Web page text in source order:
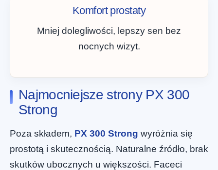
Komfort prostaty
Mniej dolegliwości, lepszy sen bez
nocnych wizyt.
Najmocniejsze strony PX 300
Strong
Poza składem, PX 300 Strong wyróżnia się
prostotą i skutecznością. Naturalne źródło, brak
skutków ubocznych u większości. Faceci